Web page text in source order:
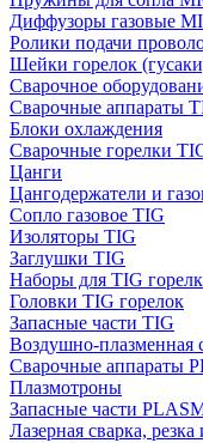
Диффузоры газовые
Ролики подачи
Шейки горелок
Сварочное
Сварочные аппараты
Блоки охлаждения
Сварочные горелки
Цанги
Цангодержатели и
Сопло газовое TIG
Изоляторы TIG
Заглушки TIG
Наборы для TIG
Головки TIG горелок
Запасные части TIG
Воздушно-плазменная
Сварочные аппараты
Плазмотроны
Запасные части
Лазерная сварка, резка